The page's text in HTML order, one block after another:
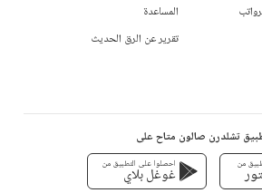
المساعدة
تقرير عن الرق الحديث
تشلدرن صالون متاح على
من احصلوا على التطبيق من
غوغل بلاي